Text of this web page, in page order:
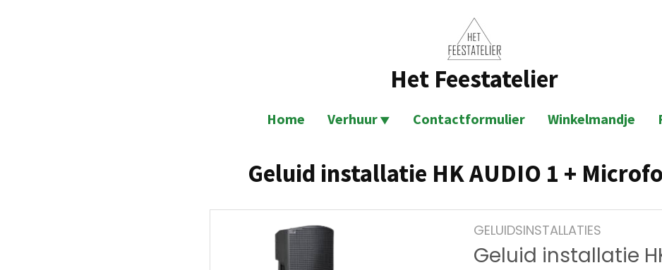
Het Feestatelier
Home Verhuur Contactformulier Winkelmandje
Geluid installatie HK AUDIO 1 +
GELUIDSINSTALLATIES
Geluid installatie